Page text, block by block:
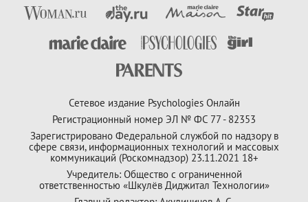
Сетевое издание Psychologies Онлайн
Регистрационный номер ЭЛ № ФС 77 - 82353
Зарегистрировано Федеральной службой по надзору в
сфере связи, информационных технологий и массовых
коммуникаций (Роскомнадзор) 23.11.2021 18+
Учредитель: Общество с ограниченной
ответственностью «Шкулёв Диджитал Технологии»